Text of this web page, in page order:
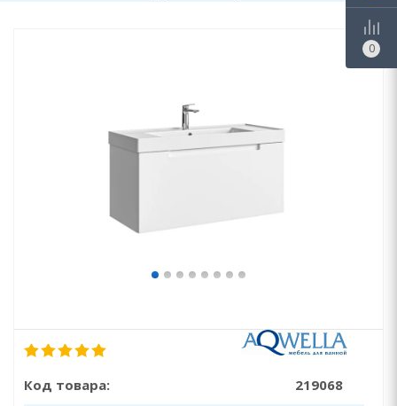
Код товара: 219068
0